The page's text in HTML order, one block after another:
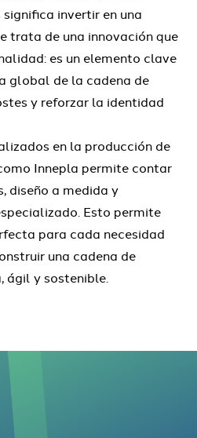
invertir en una
trata de una innovación que
es un elemento clave
global de la cadena de
y reforzar la identidad
en la producción de
Innepla permite contar
diseño a medida y
Esto permite
para cada necesidad
una cadena de
ágil y sostenible.